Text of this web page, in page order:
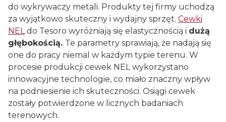
do wykrywaczy metali. Produkty tej firmy uchodzą
za wyjątkowo skuteczny i wydajny sprzęt. Cewki
NELdo Tesoro wyróżniają się elastycznością i dużą
głębokością. Te parametry sprawiają, że nadają się
one do pracy niemal w każdym typie terenu. W
procesie produkcji cewek NEL wykorzystano
innowacyjne technologie, co miało znaczny wpływ
na podniesienie ich skuteczności. Osiągi cewek
zostały potwierdzone w licznych badaniach
terenowych.